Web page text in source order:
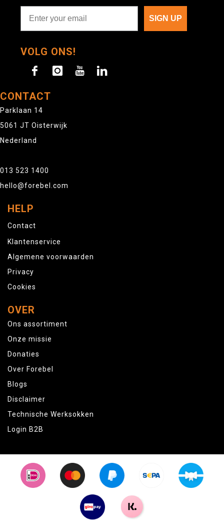
SIGN UP
VOLG ONS!
CONTACT
Parklaan 14
5061 JT Oisterwijk
Nederland
013 523 1400
hello@forebel.com
HELP
Contact
Klantenservice
Algemene voorwaarden
Privacy
Cookies
OVER
Ons assortiment
Onze missie
Donaties
Over Forebel
Blogs
Disclaimer
Technische Werksokken
Login B2B